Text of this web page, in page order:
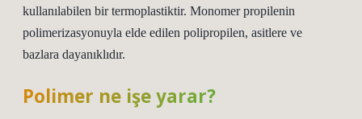
kullanılabilen bir termoplastiktir. Monomer propilenin
polimerizasyonuyla elde edilen polipropilen, asitlere ve
bazlara dayanıklıdır.
Polimer ne işe yarar?